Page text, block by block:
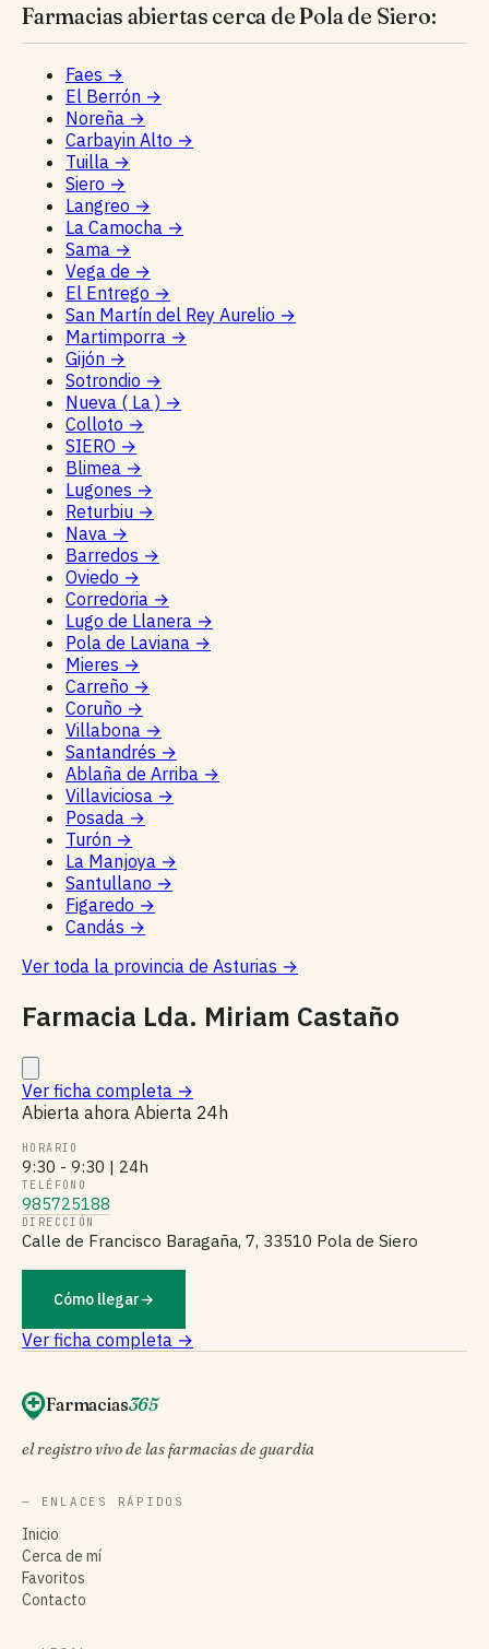
Farmacias abiertas cerca de Pola de Siero:
Faes →
El Berrón →
Noreña →
Carbayin Alto →
Tuilla →
Siero →
Langreo →
La Camocha →
Sama →
Vega de →
El Entrego →
San Martín del Rey Aurelio →
Martimporra →
Gijón →
Sotrondio →
Nueva ( La ) →
Colloto →
SIERO →
Blimea →
Lugones →
Returbiu →
Nava →
Barredos →
Oviedo →
Corredoria →
Lugo de Llanera →
Pola de Laviana →
Mieres →
Carreño →
Coruño →
Villabona →
Santandrés →
Ablaña de Arriba →
Villaviciosa →
Posada →
Turón →
La Manjoya →
Santullano →
Figaredo →
Candás →
Ver toda la provincia de Asturias →
Farmacia Lda. Miriam Castaño
Ver ficha completa →
Abierta ahora Abierta 24h
HORARIO
9:30 - 9:30 | 24h
TELÉFONO
985725188
DIRECCIÓN
Calle de Francisco Baragaña, 7, 33510 Pola de Siero
Cómo llegar→
Ver ficha completa →
Farmacias365
el registro vivo de las farmacias de guardia
— ENLACES RÁPIDOS
Inicio
Cerca de mí
Favoritos
Contacto